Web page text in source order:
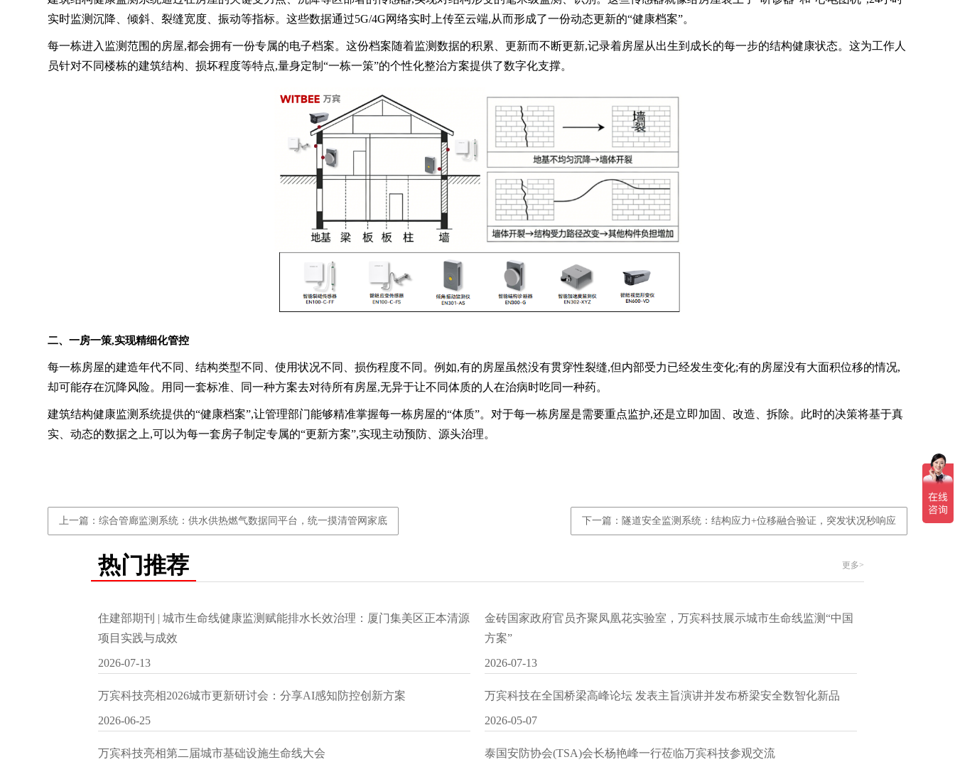
实时监测沉降、倾斜、裂缝宽度、振动等指标。这些数据通过5G/4G网络实时上传至云端,从而形成了一份动态更新的“健康档案”。
每一栋进入监测范围的房屋,都会拥有一份专属的电子档案。这份档案随着监测数据的积累、更新而不断更新,记录着房屋从出生到成长的每一步的结构健康状态。这为工作人
员针对不同楼栋的建筑结构、损坏程度等特点,量身定制“一栋一策”的个性化整治方案提供了数字化支撑。
二、一房一策,实现精细化管控
每一栋房屋的建造年代不同、结构类型不同、使用状况不同、损伤程度不同。例如,有的房屋虽然没有贯穿性裂缝,但内部受力已经发生变化;有的房屋没有大面积位移的情况,
却可能存在沉降风险。用同一套标准、同一种方案去对待所有房屋,无异于让不同体质的人在治病时吃同一种药。
建筑结构健康监测系统提供的“健康档案”,让管理部门能够精准掌握每一栋房屋的“体质”。对于每一栋房屋是需要重点监护,还是立即加固、改造、拆除。此时的决策将基于真
实、动态的数据之上,可以为每一套房子制定专属的“更新方案”,实现主动预防、源头治理。
上一篇：综合管廊监测系统：供水供热燃气数据同平台，统一摸清管网家底 下一篇：隧道安全监测系统：结构应力+位移融合验证，突发状况秒响应
热门推荐 更多>
住建部期刊 | 城市生命线健康监测赋能排水长效治理：厦门集美区正本清源
项目实践与成效
2026-07-13
金砖国家政府官员齐聚凤凰花实验室，万宾科技展示城市生命线监测“中国
方案”
2026-07-13
万宾科技亮相2026城市更新研讨会：分享AI感知防控创新方案
2026-06-25
万宾科技在全国桥梁高峰论坛 发表主旨演讲并发布桥梁安全数智化新品
2026-05-07
万宾科技亮相第二届城市基础设施生命线大会 泰国安防协会(TSA)会长杨艳峰一行莅临万宾科技参观交流